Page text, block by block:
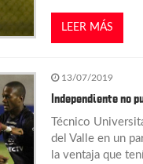
LEER MÁS
13/07/2019
Independiente no
Técnico
del Valle en un
la ventaja que